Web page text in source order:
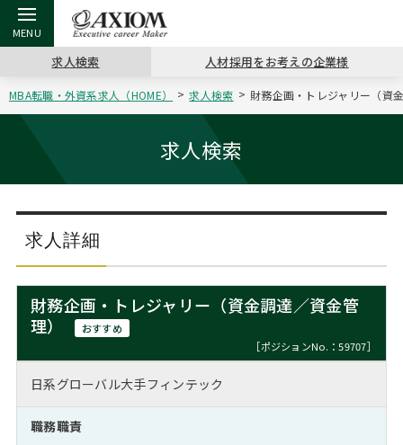
戻る
アクシアムの特長
戻る
コンサ
サービス案内
戻る
キャリ
コンサルタントの紹介
戻る
キャリア支援 TOP
キャリアデザイン講座
（最新求人市場動向）
戻る
MBAの
ステージ別アドバイス
MBAの転職事例
MBAからのFAQ
MBA留学生数の推移
戻る
日本か
インターン受入企業一覧
戻る
転職ツール TOP
英文レジュメの書き方
戻る
パワー
職務経歴書の書き方
よくある面接Q&A集
戻る
転職コラム TOP
“展”職相談室
転職市場の明日をよめ
転職成功への4つの鍵
注目企業インタビュー
戻る
イベント・セミナー TOP
ジョブフェア
キャリアデザインセミナー
キャリアフォーラム
Career Talk Live
戻る
会社概要 TOP
沿革
主なクライアント
採用情報
ニュースリリース
求人検索 人材採用をお考えの企業様
MBA転職・外資系求人（HOME） 求人検索 財務企画・トレジャリー（資
求人検索
求人詳細
財務企画・トレジャリー（資金調達／資金管
理）
おすすめ
［ポジションNo.：59707］
日系グローバル大手フィンテック
職務職責